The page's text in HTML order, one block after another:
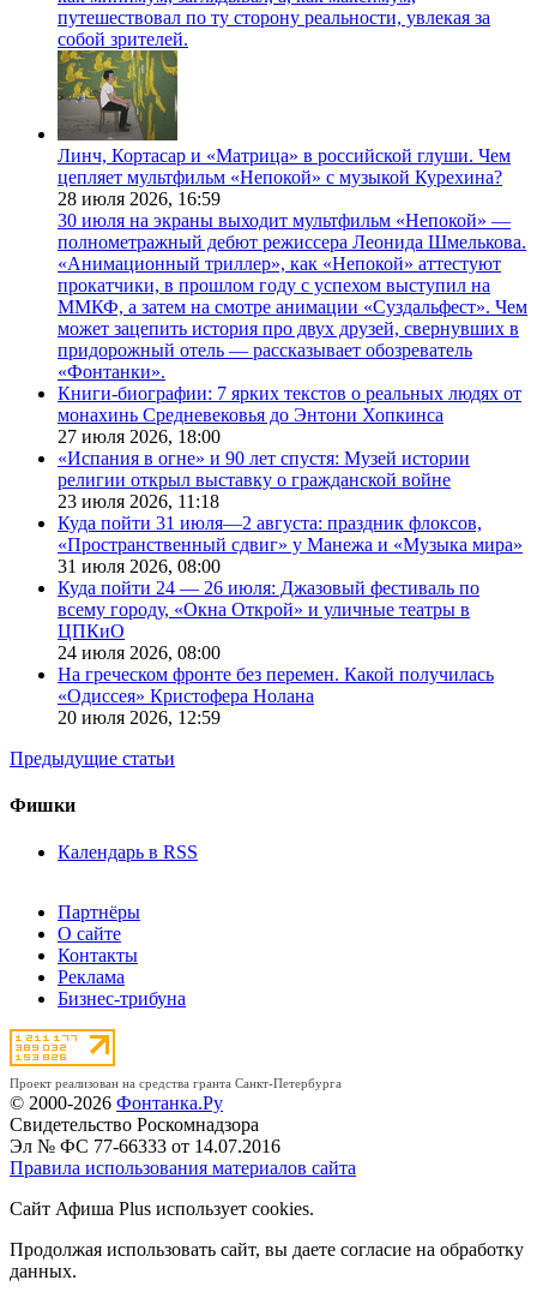
путешествовал по ту сторону реальности, увлекая за
собой зрителей.
Линч, Кортасар и «Матрица» в российской глуши. Чем
цепляет мультфильм «Непокой» с музыкой Курехина?
28 июля 2026, 16:59
30 июля на экраны выходит мультфильм «Непокой» —
полнометражный дебют режиссера Леонида Шмелькова.
«Анимационный триллер», как «Непокой» аттестуют
прокатчики, в прошлом году с успехом выступил на
ММКФ, а затем на смотре анимации «Суздальфест». Чем
может зацепить история про двух друзей, свернувших в
придорожный отель — рассказывает обозреватель
«Фонтанки».
Книги-биографии: 7 ярких текстов о реальных людях от
монахинь Средневековья до Энтони Хопкинса
27 июля 2026, 18:00
«Испания в огне» и 90 лет спустя: Музей истории
религии открыл выставку о гражданской войне
23 июля 2026, 11:18
Куда пойти 31 июля—2 августа: праздник флоксов,
«Пространственный сдвиг» у Манежа и «Музыка мира»
31 июля 2026, 08:00
Куда пойти 24 — 26 июля: Джазовый фестиваль по
всему городу, «Окна Открой» и уличные театры в
ЦПКиО
24 июля 2026, 08:00
На греческом фронте без перемен. Какой получилась
«Одиссея» Кристофера Нолана
20 июля 2026, 12:59
Предыдущие статьи
Фишки
Календарь в RSS
Партнёры
О сайте
Контакты
Реклама
Бизнес-трибуна
Проект реализован на средства гранта Санкт-Петербурга
© 2000-2026 Фонтанка.Ру
Свидетельство Роскомнадзора
Эл № ФС 77-66333 от 14.07.2016
Правила использования материалов сайта
Сайт Афиша Plus использует cookies.
Продолжая использовать сайт, вы даете согласие на обработку
данных.